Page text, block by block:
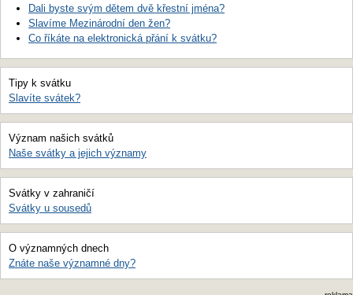
Dali byste svým dětem dvě křestní jména?
Slavíme Mezinárodní den žen?
Co říkáte na elektronická přání k svátku?
Tipy k svátku
Slavíte svátek?
Význam našich svátků
Naše svátky a jejich významy
Svátky v zahraničí
Svátky u sousedů
O významných dnech
Znáte naše významné dny?